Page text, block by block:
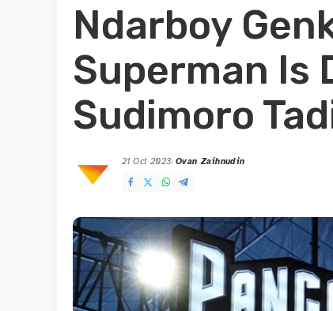
Ndarboy
Superman Is
Sudimoro
21 Oct 2023
Posted
by
Ovan Zaihnudin